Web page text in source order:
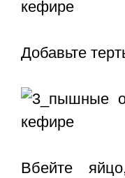
Добавьте
Вбейте